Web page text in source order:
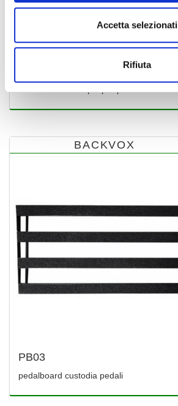
Accetta selezionati
Rifiuta
alimentatore multiplo per pedali
BACKVOX
PB03
pedalboard custodia pedali